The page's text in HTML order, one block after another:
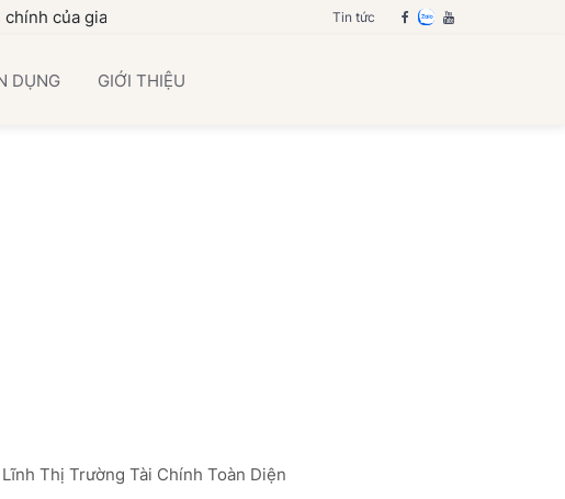
gia đình bạn Tin tức
DỤNG GIỚI THIỆU
Thị Trường Tài Chính Toàn Diện